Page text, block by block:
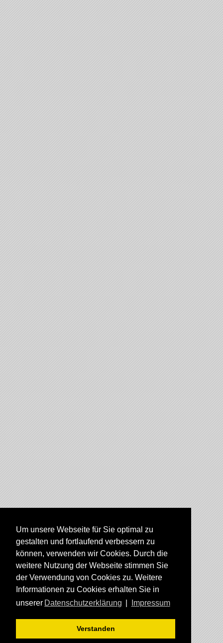
Um unsere Webseite für Sie optimal zu
gestalten und fortlaufend verbessern zu
können, verwenden wir Cookies. Durch die
weitere Nutzung der Webseite stimmen Sie
der Verwendung von Cookies zu. Weitere
Informationen zu Cookies erhalten Sie in
unserer Datenschutzerklärung Impressum
Verstanden